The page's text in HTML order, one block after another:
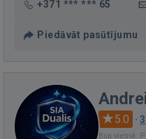
+371 *** *** 65
Piedāvāt pasūtījumu
5.0 ·
Bija vietnē: